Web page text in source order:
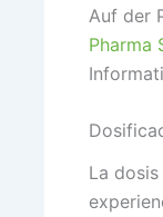
Auf der
Pharma
La